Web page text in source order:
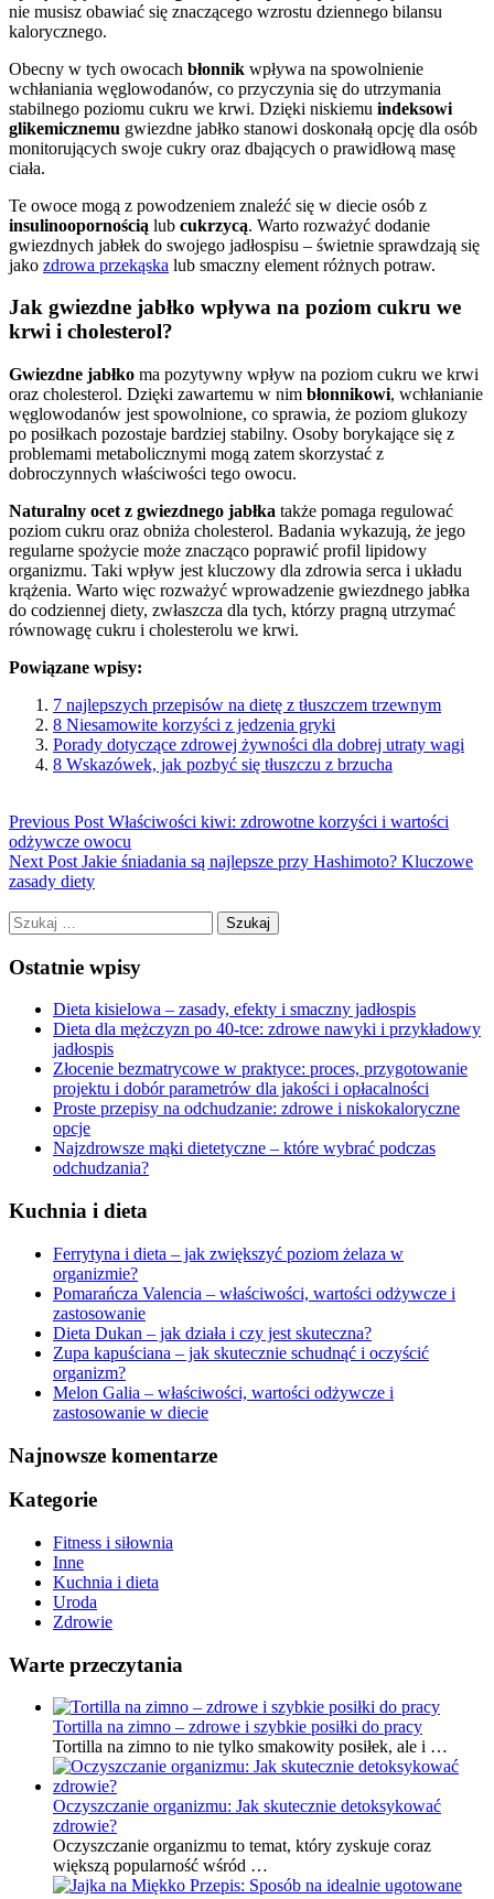
nie musisz obawiać się znaczącego wzrostu dziennego bilansu
kalorycznego.
Obecny w tych owocach błonnik wpływa na spowolnienie
wchłaniania węglowodanów, co przyczynia się do utrzymania
stabilnego poziomu cukru we krwi. Dzięki niskiemu indeksowi
glikemicznemu gwiezdne jabłko stanowi doskonałą opcję dla osób
monitorujących swoje cukry oraz dbających o prawidłową masę
ciała.
Te owoce mogą z powodzeniem znaleźć się w diecie osób z
insulinoopornością lub cukrzycą. Warto rozważyć dodanie
gwiezdnych jabłek do swojego jadłospisu – świetnie sprawdzają się
jako zdrowa przekąska lub smaczny element różnych potraw.
Jak gwiezdne jabłko wpływa na poziom cukru we
krwi i cholesterol?
Gwiezdne jabłko ma pozytywny wpływ na poziom cukru we krwi
oraz cholesterol. Dzięki zawartemu w nim błonnikowi, wchłanianie
węglowodanów jest spowolnione, co sprawia, że poziom glukozy
po posiłkach pozostaje bardziej stabilny. Osoby borykające się z
problemami metabolicznymi mogą zatem skorzystać z
dobroczynnych właściwości tego owocu.
Naturalny ocet z gwiezdnego jabłka także pomaga regulować
poziom cukru oraz obniża cholesterol. Badania wykazują, że jego
regularne spożycie może znacząco poprawić profil lipidowy
organizmu. Taki wpływ jest kluczowy dla zdrowia serca i układu
krążenia. Warto więc rozważyć wprowadzenie gwiezdnego jabłka
do codziennej diety, zwłaszcza dla tych, którzy pragną utrzymać
równowagę cukru i cholesterolu we krwi.
Powiązane wpisy:
7 najlepszych przepisów na dietę z tłuszczem trzewnym
8 Niesamowite korzyści z jedzenia gryki
Porady dotyczące zdrowej żywności dla dobrej utraty wagi
8 Wskazówek, jak pozbyć się tłuszczu z brzucha
Previous Post Właściwości kiwi: zdrowotne korzyści i wartości
odżywcze owocu
Next Post Jakie śniadania są najlepsze przy Hashimoto? Kluczowe
zasady diety
Szukaj:
Ostatnie wpisy
Dieta kisielowa – zasady, efekty i smaczny jadłospis
Dieta dla mężczyzn po 40-tce: zdrowe nawyki i przykładowy
jadłospis
Złocenie bezmatrycowe w praktyce: proces, przygotowanie
projektu i dobór parametrów dla jakości i opłacalności
Proste przepisy na odchudzanie: zdrowe i niskokaloryczne
opcje
Najzdrowsze mąki dietetyczne – które wybrać podczas
odchudzania?
Kuchnia i dieta
Ferrytyna i dieta – jak zwiększyć poziom żelaza w
organizmie?
Pomarańcza Valencia – właściwości, wartości odżywcze i
zastosowanie
Dieta Dukan – jak działa i czy jest skuteczna?
Zupa kapuściana – jak skutecznie schudnąć i oczyścić
organizm?
Melon Galia – właściwości, wartości odżywcze i
zastosowanie w diecie
Najnowsze komentarze
Kategorie
Fitness i siłownia
Inne
Kuchnia i dieta
Uroda
Zdrowie
Warte przeczytania
Tortilla na zimno – zdrowe i szybkie posiłki do pracy
Tortilla na zimno to nie tylko smakowity posiłek, ale i …
Oczyszczanie organizmu: Jak skutecznie detoksykować
zdrowie?
Oczyszczanie organizmu to temat, który zyskuje coraz
większą popularność wśród …